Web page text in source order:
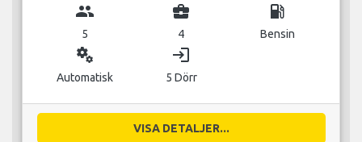
group
5
business_center
4
local_gas_station
Bensin
miscellaneous_services
Automatisk
login
5 Dörr
VISA DETALJER...